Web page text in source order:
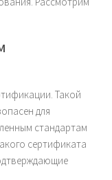
Такой
для
стандартам
сертификата